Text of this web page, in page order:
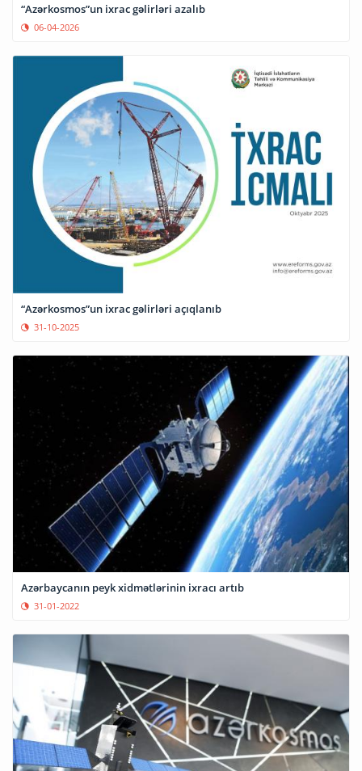
“Azərkosmos”un ixrac gəlirləri azalıb
06-04-2026
“Azərkosmos”un ixrac gəlirləri açıqlanıb
31-10-2025
Azərbaycanın peyk xidmətlərinin ixracı artıb
31-01-2022